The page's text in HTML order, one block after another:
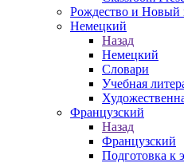
Рождество и Новый
Немецкий
Назад
Немецкий
Словари
Учебная
Французский
Назад
Французский
Подготовка к